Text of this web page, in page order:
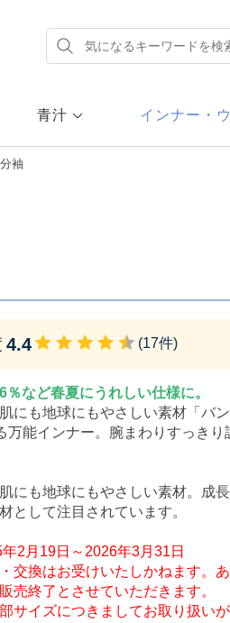
青汁 インナー・
袖
4.4 (17件)
など春夏にうれしい仕様に。
にも地球にもやさしい素材「バ
能インナー。腕まわりすっきり
にも地球にもやさしい素材。成
として注目されています。
2月19日～2026年3月31日
交換はお受けいたしかねます。あ
売終了とさせていただきます。
サイズにつきましてお取り扱いが